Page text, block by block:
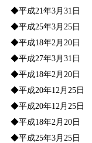
◆平成21年3月31日
◆平成25年3月25日
◆平成18年2月20日
◆平成27年3月31日
◆平成18年2月20日
◆平成20年12月25日
◆平成20年12月25日
◆平成18年2月20日
◆平成25年3月25日